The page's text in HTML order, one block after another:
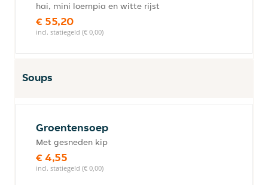
hai, mini loempia en witte rijst
€ 55,20
incl. statiegeld (€ 0,00)
Soups
Groentensoep
Met gesneden kip
€ 4,55
incl. statiegeld (€ 0,00)